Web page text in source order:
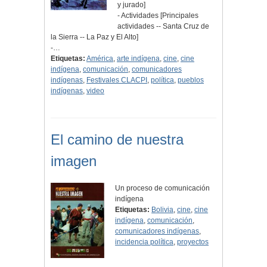
y jurado]
- Actividades [Principales
actividades -- Santa Cruz de
la Sierra -- La Paz y El Alto]
-…
Etiquetas: América, arte indígena, cine, cine
indígena, comunicación, comunicadores
indígenas, Festivales CLACPI , política, pueblos
indígenas, video
El camino de nuestra
imagen
Un proceso de comunicación
indígena
Etiquetas: Bolivia,cine,cine
indígena,comunicación,
comunicadores indígenas,
incidencia política,proyectos